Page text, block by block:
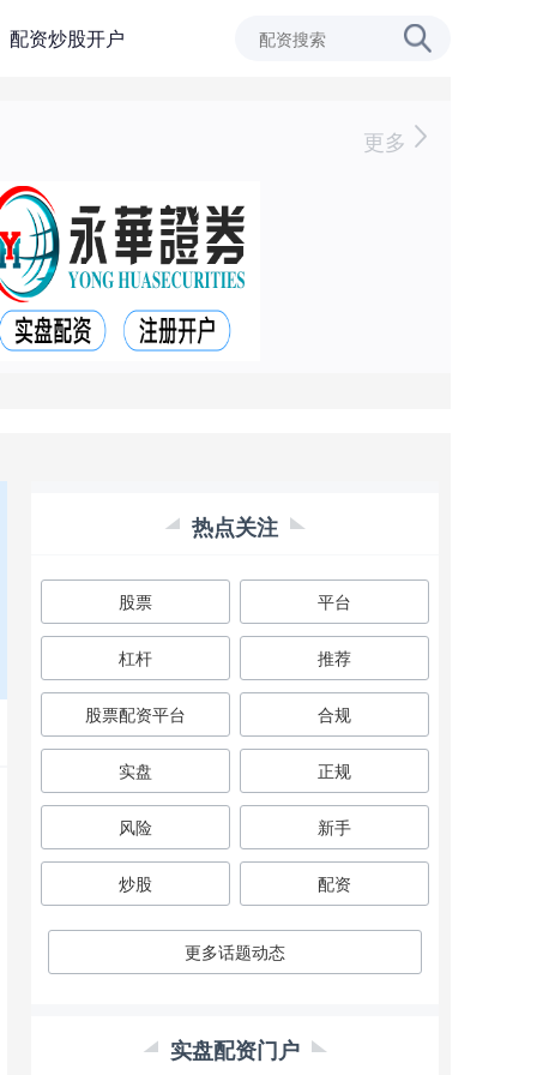
配资炒股开户
更多
热点关注
股票 平台
杠杆 推荐
股票配资平台 合规
实盘 正规
风险 新手
炒股 配资
更多话题动态
实盘配资门户